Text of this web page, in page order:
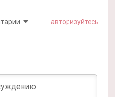
авторизуйтесь